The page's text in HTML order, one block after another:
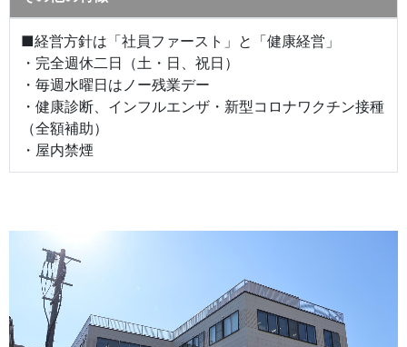
■経営方針は「社員ファースト」と「健康経営」
・完全週休二日（土・日、祝日）
・毎週水曜日はノー残業デー
・健康診断、インフルエンザ・新型コロナワクチン接種
（全額補助）
・屋内禁煙